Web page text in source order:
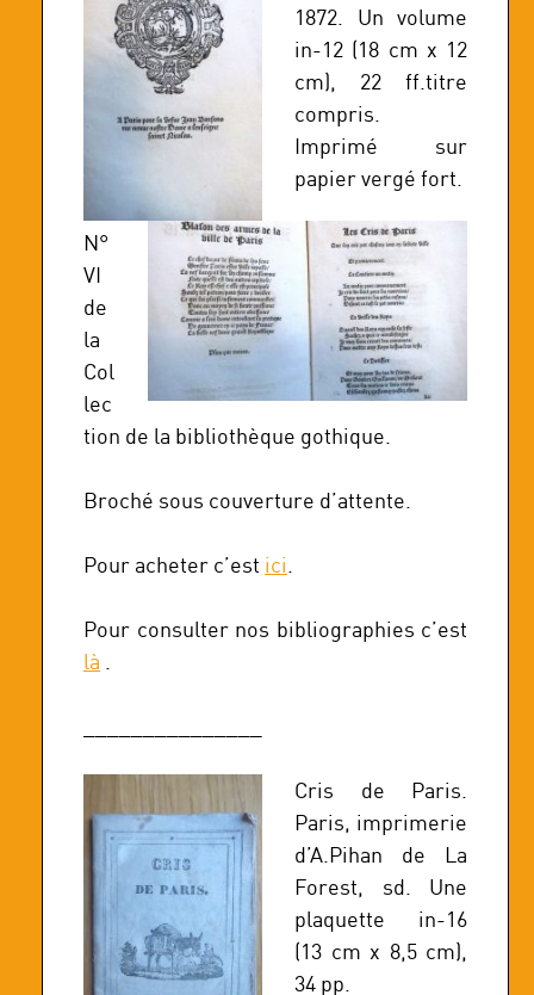
1872. Un volume
in-12 (18 cm x 12
cm), 22 ff.titre
compris.
Imprimé sur
papier vergé fort.
N°
VI
de
la
Col
lec
tion de la bibliothèque gothique.
Broché sous couverture d’attente.
Pour acheter c’est ici.
Pour consulter nos bibliographies c’est
là .
Cris de Paris.
Paris, imprimerie
d’A.Pihan de La
Forest, sd. Une
plaquette in-16
(13 cm x 8,5 cm),
34 pp.